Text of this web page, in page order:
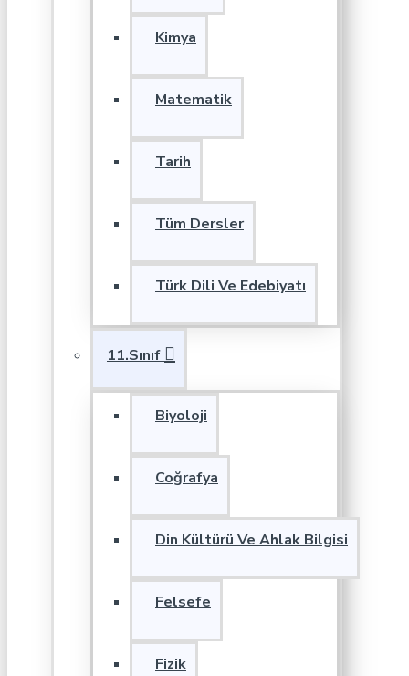
Kimya
Matematik
Tarih
Tüm Dersler
Türk Dili Ve Edebiyatı
11.Sınıf
Biyoloji
Coğrafya
Din Kültürü Ve Ahlak Bilgisi
Felsefe
Fizik